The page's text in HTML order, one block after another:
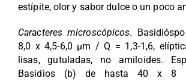
estípite, olor y sabor dulce o un poco
Caracteres microscópicos.
8,0 x 4,5-6,0 µm / Q = 1,3-1,6,
lisas, gutuladas, no amiloides.
Basidios (b) de hasta 40 x 8